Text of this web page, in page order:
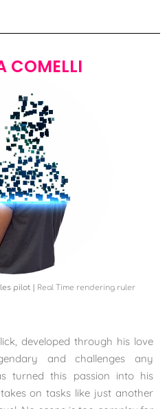
COMELLI
pilot | Real Time rendering ruler
developed through his love
and challenges any
turned this passion into his
on tasks like just another